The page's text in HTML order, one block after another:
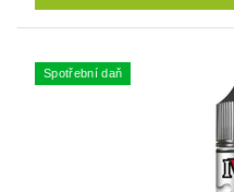
Spotřební daň